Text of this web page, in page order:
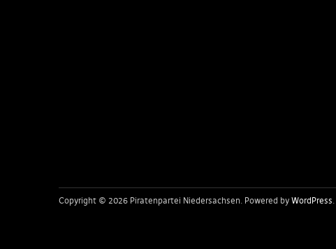
Copyright © 2026 Piratenpartei Niedersachsen Powered by WordPress